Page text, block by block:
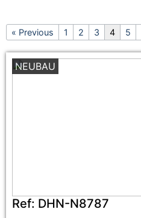
« Previous 1 2 3 4 5
NEUBAU
Ref: DHN-N8787